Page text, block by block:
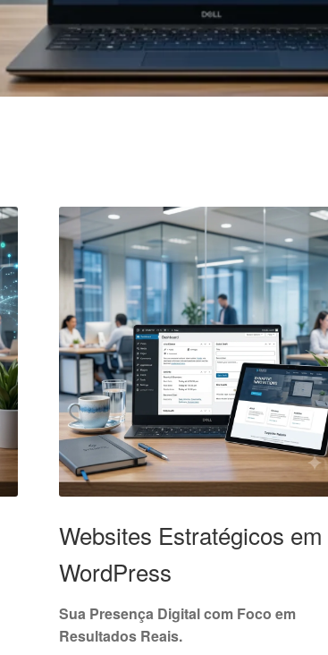
Websites Estratégicos em
WordPress
Sua Presença Digital com Foco em
Resultados Reais.